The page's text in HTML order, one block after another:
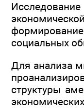
социальных
Для анализа
структуры